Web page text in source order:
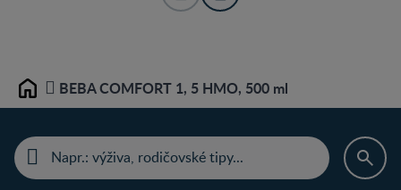
Home BEBA COMFORT 1, 5 HMO, 500 ml